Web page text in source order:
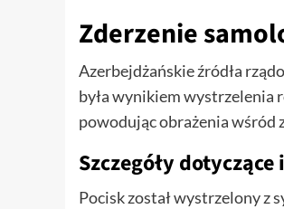
Zderzenie
Azerbejdżańskie źródła
była wynikiem wystrzelenia
powodując obrażenia wśród
Szczegóły
Pocisk został wystrzelony z